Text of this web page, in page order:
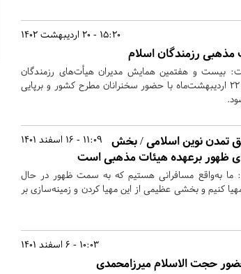
15:20 - 20 اردیبهشت 1402
رزمندگان اسلام
بیست و هفتمین همایش مدیران هیأت‌‌های رزمندگان
اسلام سراسر کشور به مدت سه روز از ۲۰ تا ۲۲ اردیبهشت‌ماه با حضور سخنرانان مطرح کشور و برپایی
11:09 - 16 اسفند 1401
تمدن نوین اسلامی / بخش
ظهور برعهده هیئات مذهبی است
ما به‌واقع مسافرانی هستیم که به سمت ظهور در حال
کنیم و بخشی عظیمی از این مهیا کردن و زمینه‌سازی بر
10:03 - 6 اسفند 1401
حجت الاسلام میرزامحمدی